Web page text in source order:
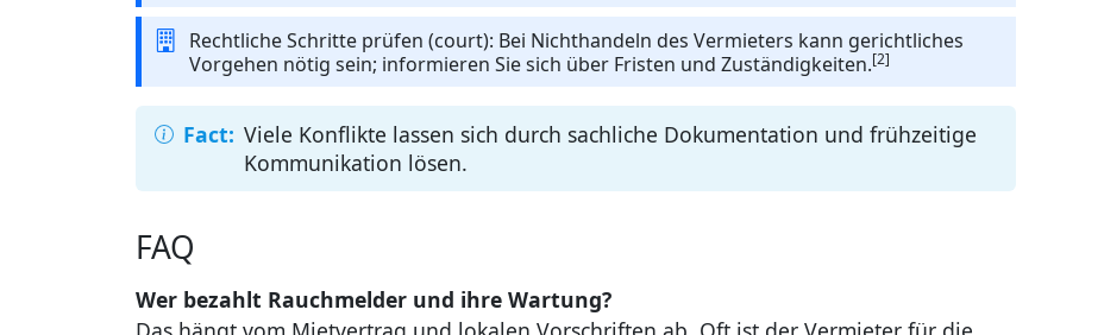
Rechtliche Schritte prüfen (court): Bei Nichthandeln des Vermieters kann gerichtliches
Vorgehen nötig sein; informieren Sie sich über Fristen und Zuständigkeiten.[2]
Viele Konflikte lassen sich durch sachliche Dokumentation und frühzeitige
Kommunikation lösen.
FAQ
Wer bezahlt Rauchmelder und ihre Wartung?